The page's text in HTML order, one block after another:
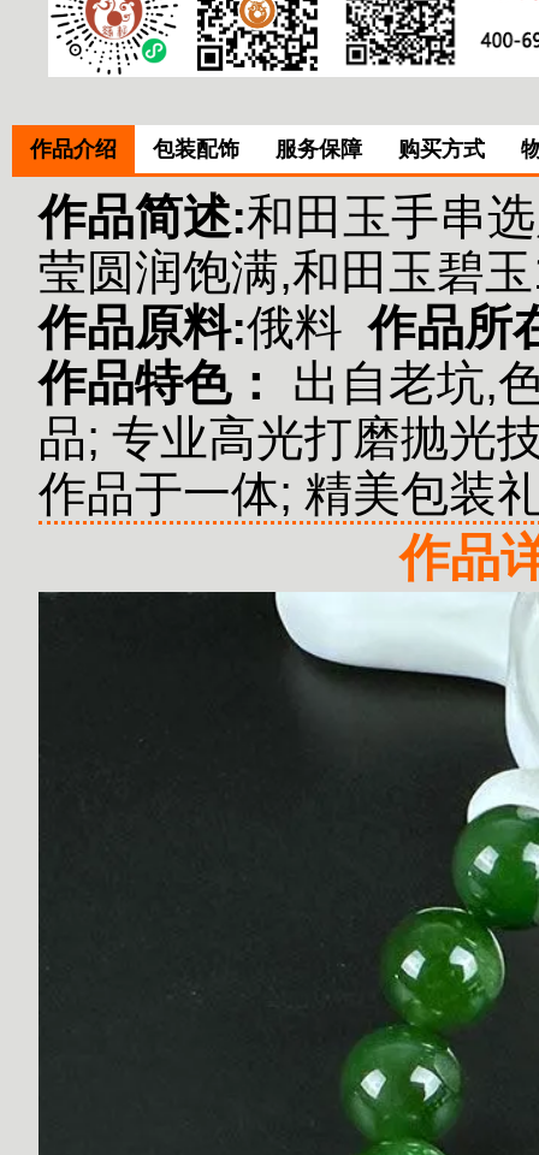
作品介绍 包装配饰 服务保障 购买方式
作品简述:和田玉手串
莹圆润饱满,和田玉碧
作品原料:俄料 作品所
作品特色：
出自老坑,
品; 专业高光打磨抛光
作品于一体; 精美包装
作品